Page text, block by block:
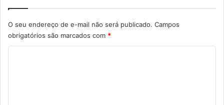
O seu endereço de e-mail não será publicado. Campos
obrigatórios são marcados com *